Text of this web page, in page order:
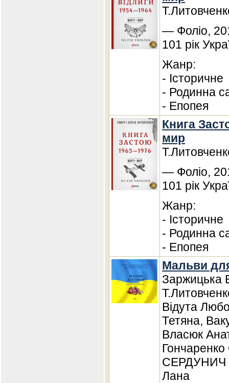
— Фоліо,
101 рік
Жанр:
- Історичне
- Родинна
- Епопея
Книга
мир
— Фоліо,
101 рік
Жанр:
- Історичне
- Родинна
- Епопея
Мальви
Заржицька
Відута
Тетяна,
Власюк
СЕРДУНИЧ
Лана